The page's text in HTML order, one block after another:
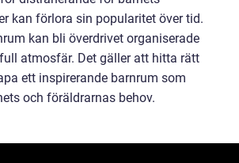
kan förlora sin popularitet över tid.
kan bli överdrivet organiserade
atmosfär. Det gäller att hitta rätt
ett inspirerande barnrum som
och föräldrarnas behov.